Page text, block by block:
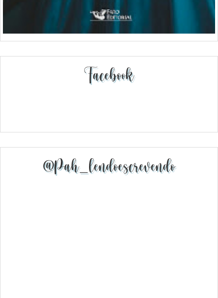
Facebook
@pah_lendoescrevendo